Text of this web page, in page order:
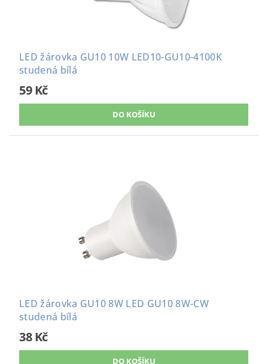
LED žárovka GU10 10W LED10-GU10-4100K
studená bílá
59 Kč
LED žárovka GU10 8W LED GU10 8W-CW
studená bílá
38 Kč